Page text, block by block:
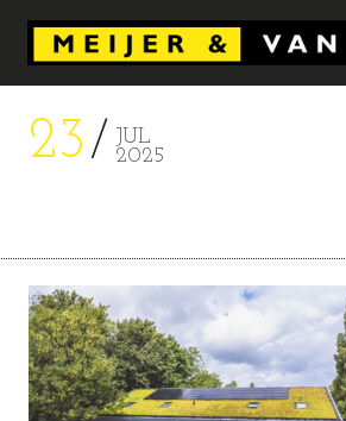
23
JUL
2025